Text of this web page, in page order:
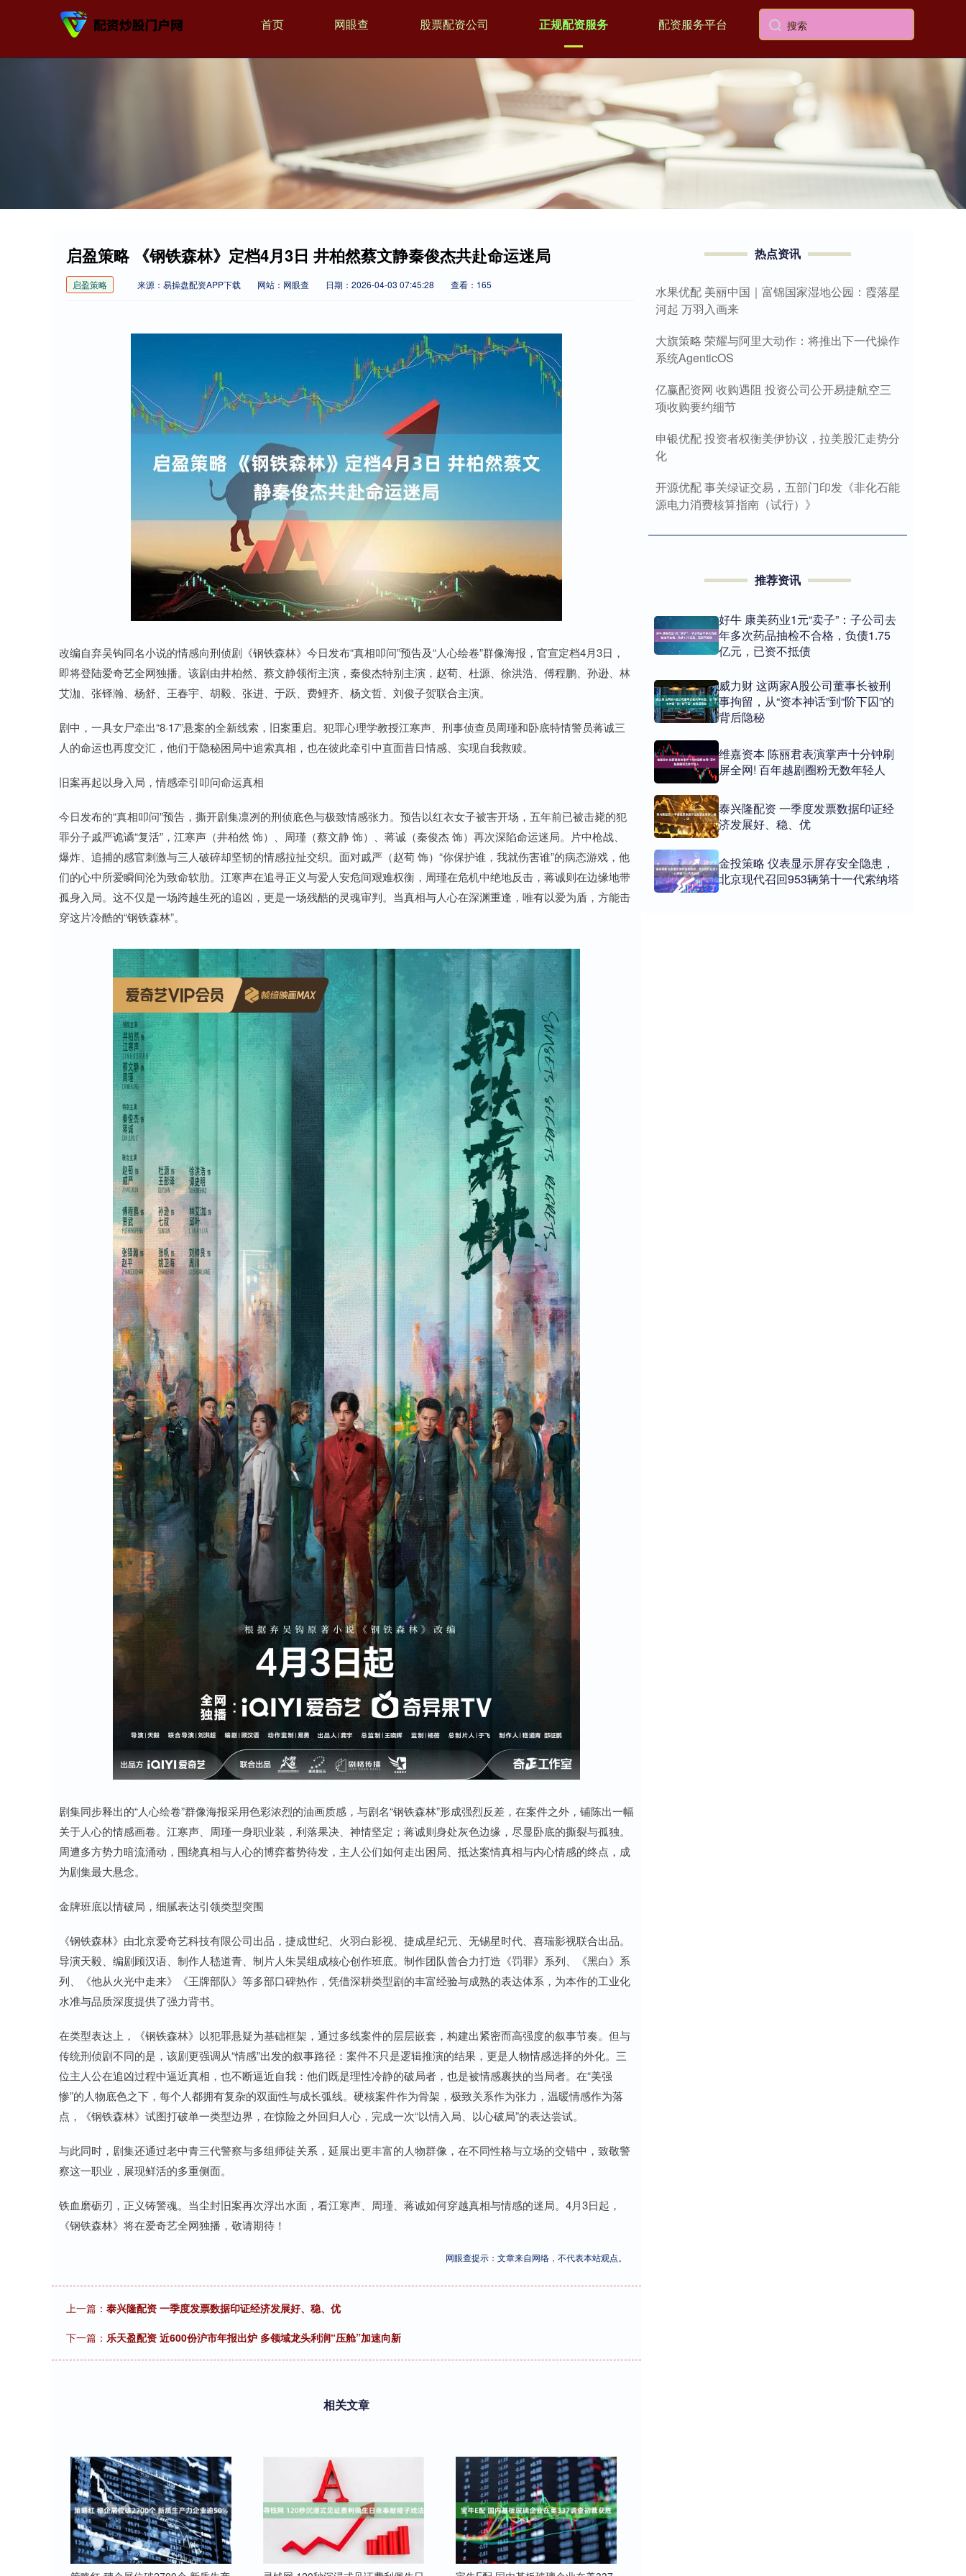
首页 网眼查 股票配资公司 正规配资服务 配资服务平台
启盈策略 《钢铁森林》定档4月3日 井柏然蔡文静秦俊杰共赴命运迷局
启盈策略 来源：易操盘配资APP下载 网站：网眼查 日期：2026-04-03 07:45:28 查看：165
改编自弃吴钩同名小说的情感向刑侦剧《钢铁森林》今日发布“真相叩问”预告及“人心绘卷”群像海报，官宣定档4月3日，
即将登陆爱奇艺全网独播。该剧由井柏然、蔡文静领衔主演，秦俊杰特别主演，赵荀、杜源、徐洪浩、傅程鹏、孙逊、林
艾泇、张铎瀚、杨舒、王春宇、胡毅、张进、于跃、费鲤齐、杨文哲、刘俊子贺联合主演。
剧中，一具女尸牵出“8·17”悬案的全新线索，旧案重启。犯罪心理学教授江寒声、刑事侦查员周瑾和卧底特情警员蒋诚三
人的命运也再度交汇，他们于隐秘困局中追索真相，也在彼此牵引中直面昔日情感、实现自我救赎。
旧案再起以身入局，情感牵引叩问命运真相
今日发布的“真相叩问”预告，撕开剧集凛冽的刑侦底色与极致情感张力。预告以红衣女子被害开场，五年前已被击毙的犯
罪分子戚严诡谲“复活”，江寒声（井柏然 饰）、周瑾（蔡文静 饰）、蒋诚（秦俊杰 饰）再次深陷命运迷局。片中枪战、
爆炸、追捕的感官刺激与三人破碎却坚韧的情感拉扯交织。面对戚严（赵荀 饰）“你保护谁，我就伤害谁”的病态游戏，他
们的心中所爱瞬间沦为致命软肋。江寒声在追寻正义与爱人安危间艰难权衡，周瑾在危机中绝地反击，蒋诚则在边缘地带
孤身入局。这不仅是一场跨越生死的追凶，更是一场残酷的灵魂审判。当真相与人心在深渊重逢，唯有以爱为盾，方能击
穿这片冷酷的“钢铁森林”。
剧集同步释出的“人心绘卷”群像海报采用色彩浓烈的油画质感，与剧名“钢铁森林”形成强烈反差，在案件之外，铺陈出一幅
关于人心的情感画卷。江寒声、周瑾一身职业装，利落果决、神情坚定；蒋诚则身处灰色边缘，尽显卧底的撕裂与孤独。
周遭多方势力暗流涌动，围绕真相与人心的博弈蓄势待发，主人公们如何走出困局、抵达案情真相与内心情感的终点，成
为剧集最大悬念。
金牌班底以情破局，细腻表达引领类型突围
《钢铁森林》由北京爱奇艺科技有限公司出品，捷成世纪、火羽白影视、捷成星纪元、无锡星时代、喜瑞影视联合出品。
导演天毅、编剧顾汉语、制作人嵇道青、制片人朱昊组成核心创作班底。制作团队曾合力打造《罚罪》系列、《黑白》系
列、《他从火光中走来》《王牌部队》等多部口碑热作，凭借深耕类型剧的丰富经验与成熟的表达体系，为本作的工业化
水准与品质深度提供了强力背书。
在类型表达上，《钢铁森林》以犯罪悬疑为基础框架，通过多线案件的层层嵌套，构建出紧密而高强度的叙事节奏。但与
传统刑侦剧不同的是，该剧更强调从“情感”出发的叙事路径：案件不只是逻辑推演的结果，更是人物情感选择的外化。三
位主人公在追凶过程中逼近真相，也不断逼近自我：他们既是理性冷静的破局者，也是被情感裹挟的当局者。在“美强
惨”的人物底色之下，每个人都拥有复杂的双面性与成长弧线。硬核案件作为骨架，极致关系作为张力，温暖情感作为落
点，《钢铁森林》试图打破单一类型边界，在惊险之外回归人心，完成一次“以情入局、以心破局”的表达尝试。
与此同时，剧集还通过老中青三代警察与多组师徒关系，延展出更丰富的人物群像，在不同性格与立场的交错中，致敬警
察这一职业，展现鲜活的多重侧面。
铁血磨砺刃，正义铸警魂。当尘封旧案再次浮出水面，看江寒声、周瑾、蒋诚如何穿越真相与情感的迷局。4月3日起，
《钢铁森林》将在爱奇艺全网独播，敬请期待！
网眼查提示：文章来自网络，不代表本站观点。
上一篇： 泰兴隆配资 一季度发票数据印证经济发展好、稳、优
下一篇： 乐天盈配资 近600份沪市年报出炉 多领域龙头利润“压舱”加速向新
相关文章
热点资讯
水果优配 美丽中国｜富锦国家湿地公园：霞落星
河起 万羽入画来
大旗策略 荣耀与阿里大动作：将推出下一代操作
系统AgenticOS
亿赢配资网 收购遇阻 投资公司公开易捷航空三
项收购要约细节
申银优配 投资者权衡美伊协议，拉美股汇走势分
化
开源优配 事关绿证交易，五部门印发《非化石能
源电力消费核算指南（试行）》
推荐资讯
好牛 康美药业1元“卖子”：子公司去
年多次药品抽检不合格，负债1.75
亿元，已资不抵债
威力财 这两家A股公司董事长被刑
事拘留，从“资本神话”到“阶下囚”的
背后隐秘
维嘉资本 陈丽君表演掌声十分钟刷
屏全网! 百年越剧圈粉无数年轻人
泰兴隆配资 一季度发票数据印证经
济发展好、稳、优
金投策略 仪表显示屏存安全隐患，
北京现代召回953辆第十一代索纳塔